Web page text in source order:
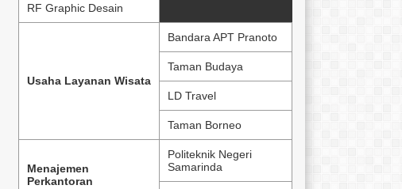
RF Graphic Desain
Usaha Layanan Wisata
Bandara APT Pranoto
Taman Budaya
LD Travel
Taman Borneo
Menajemen
Perkantoran
Politeknik Negeri
Samarinda